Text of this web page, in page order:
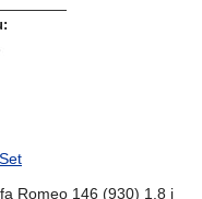
Romeo 146 (930) 1.8 i